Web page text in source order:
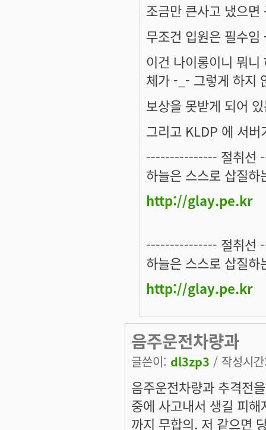
조금만 큰사고 냈으
무조건 입원은 필수
이건 나이롱이니 뭐
체가 -_- 그렇게 하지
보상을 못받게 되어
그리고 KLDP 에 서
--------------- 절취
하늘은 스스로 삽질
http://glay.pe.kr
--------------- 절취
하늘은 스스로 삽질
http://glay.pe.kr
음주운전차량과
글쓴이: dl3zp3 / 작성시
음주운전차량과 추격전
중에 사고내서 생길 피
까지 무합의. 저 같으면